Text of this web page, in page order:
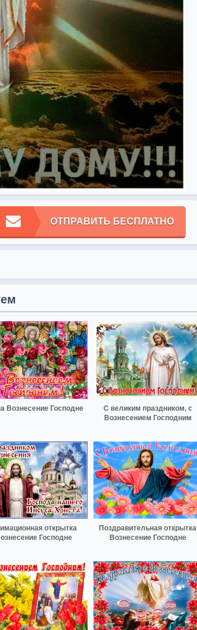
ОТПРАВИТЬ БЕСПЛАТНО
Вознесение Господне
С великим праздником, с
Вознесением Господним
открытка
Господне
Поздравительная открытка
Вознесение Господне